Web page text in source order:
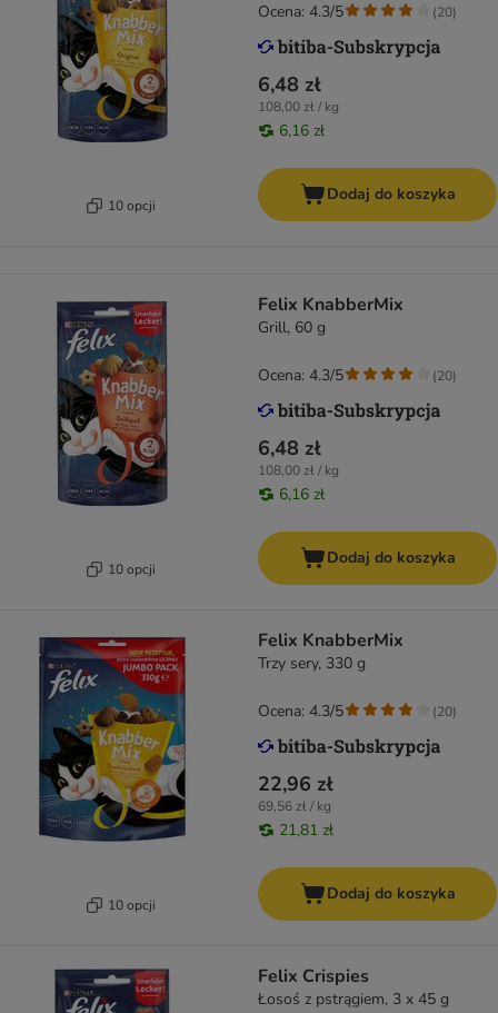
10 opcji
6,48 zł
108,00 zł / kg
6,16 zł
Ocena: 4.3/5 (20)
Dodaj do koszyka
10 opcji
Felix KnabberMix
Grill, 60 g
6,48 zł
108,00 zł / kg
6,16 zł
Ocena: 4.3/5 (20)
Dodaj do koszyka
10 opcji
Felix KnabberMix
Trzy sery, 330 g
22,96 zł
69,56 zł / kg
21,81 zł
Ocena: 4.3/5 (20)
Dodaj do koszyka
Felix Crispies
Łosoś z pstrągiem, 3 x 45 g